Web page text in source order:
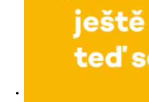
software, mobilné aplikácie
na stiahnutie
obludárium
pracovné ponuky
DeTePe [dtp]